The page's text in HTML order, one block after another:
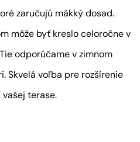
zaručujú mäkký dosad.
môže byť kreslo celoročne v
odporúčame v zimnom
Skvelá voľba pre rozšírenie
terase.